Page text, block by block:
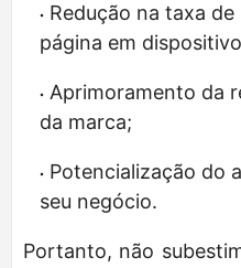
Redução na taxa
página em
Aprimoramento da
da marca;
Potencialização do
seu negócio.
Portanto, não